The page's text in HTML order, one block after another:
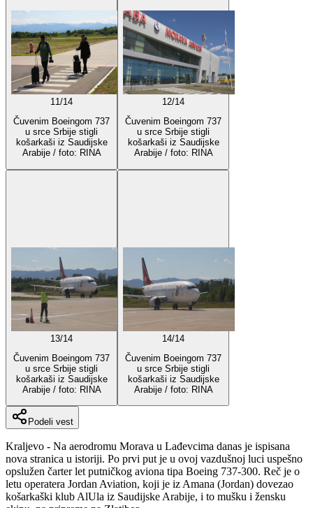
11/14
Čuvenim Boeingom 737
u srce Srbije stigli
košarkaši iz Saudijske
Arabije / foto: RINA
12/14
Čuvenim Boeingom 737
u srce Srbije stigli
košarkaši iz Saudijske
Arabije / foto: RINA
13/14
Čuvenim Boeingom 737
u srce Srbije stigli
košarkaši iz Saudijske
Arabije / foto: RINA
14/14
Čuvenim Boeingom 737
u srce Srbije stigli
košarkaši iz Saudijske
Arabije / foto: RINA
Podeli vest
Kraljevo - Na aerodromu Morava u Lađevcima danas je ispisana
nova stranica u istoriji. Po prvi put je u ovoj vazdušnoj luci uspešno
opslužen čarter let putničkog aviona tipa Boeing 737-300. Reč je o
letu operatera Jordan Aviation, koji je iz Amana (Jordan) dovezao
košarkaški klub AlUla iz Saudijske Arabije, i to mušku i žensku